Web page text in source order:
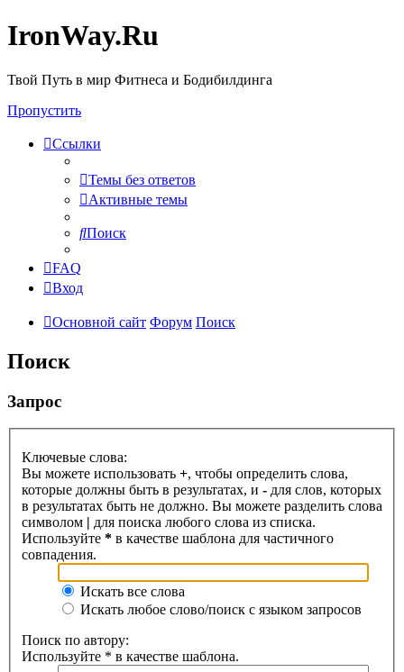
IronWay.Ru
Твой Путь в мир Фитнеса и Бодибилдинга
Пропустить
Ссылки
Темы без ответов
Активные темы
Поиск
FAQ
Вход
Основной сайт Форум Поиск
Поиск
Запрос
Ключевые слова:
Вы можете использовать +, чтобы определить слова,
которые должны быть в результатах, и - для слов, которых
в результатах быть не должно. Вы можете разделить слова
символом | для поиска любого слова из списка.
Используйте * в качестве шаблона для частичного
совпадения.
Искать все слова
Искать любое слово/поиск с языком запросов
Поиск по автору:
Используйте * в качестве шаблона.